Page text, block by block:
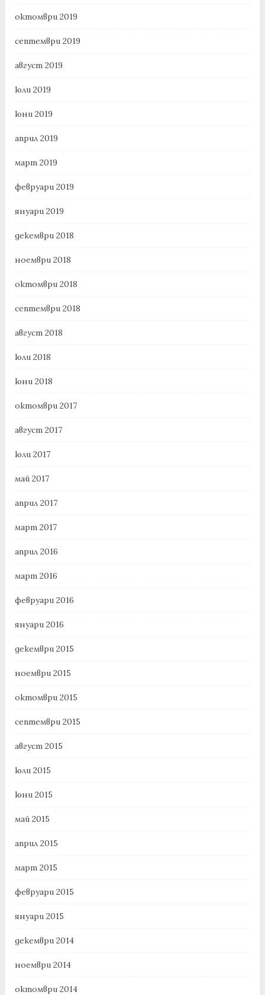
октомври 2019
септември 2019
август 2019
юли 2019
юни 2019
април 2019
март 2019
февруари 2019
януари 2019
декември 2018
ноември 2018
октомври 2018
септември 2018
август 2018
юли 2018
юни 2018
октомври 2017
август 2017
юли 2017
май 2017
април 2017
март 2017
април 2016
март 2016
февруари 2016
януари 2016
декември 2015
ноември 2015
октомври 2015
септември 2015
август 2015
юли 2015
юни 2015
май 2015
април 2015
март 2015
февруари 2015
януари 2015
декември 2014
ноември 2014
октомври 2014